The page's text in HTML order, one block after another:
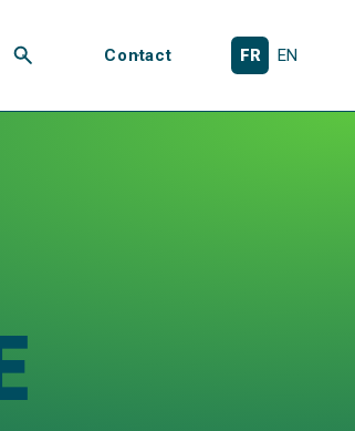
Rechercher
Contact FR EN